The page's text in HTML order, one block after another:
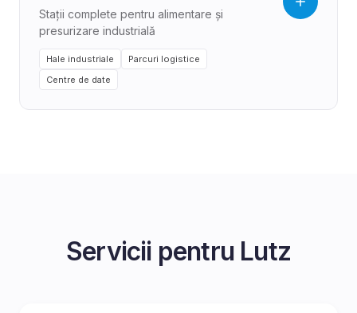
Stații complete pentru alimentare și
presurizare industrială
Hale industriale
Parcuri logistice
Centre de date
Servicii pentru Lutz